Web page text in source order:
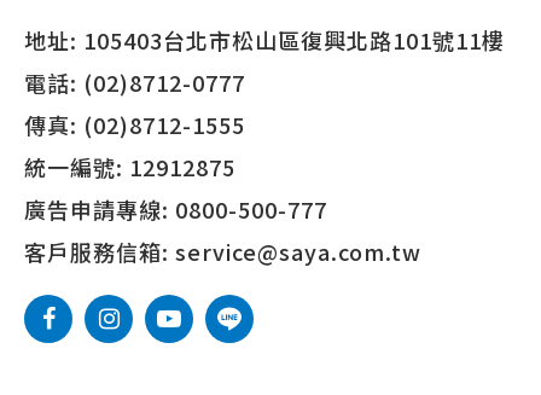
地址: 105403台北市松山區復興北路101號11樓
電話: (02)8712-0777
傳真: (02)8712-1555
統一編號: 12912875
廣告申請專線: 0800-500-777
客戶服務信箱: service@saya.com.tw